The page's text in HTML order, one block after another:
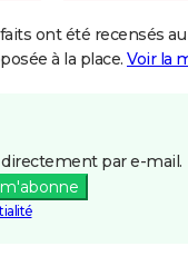
ont été recensés
à la place. Voir la
par e-mail.